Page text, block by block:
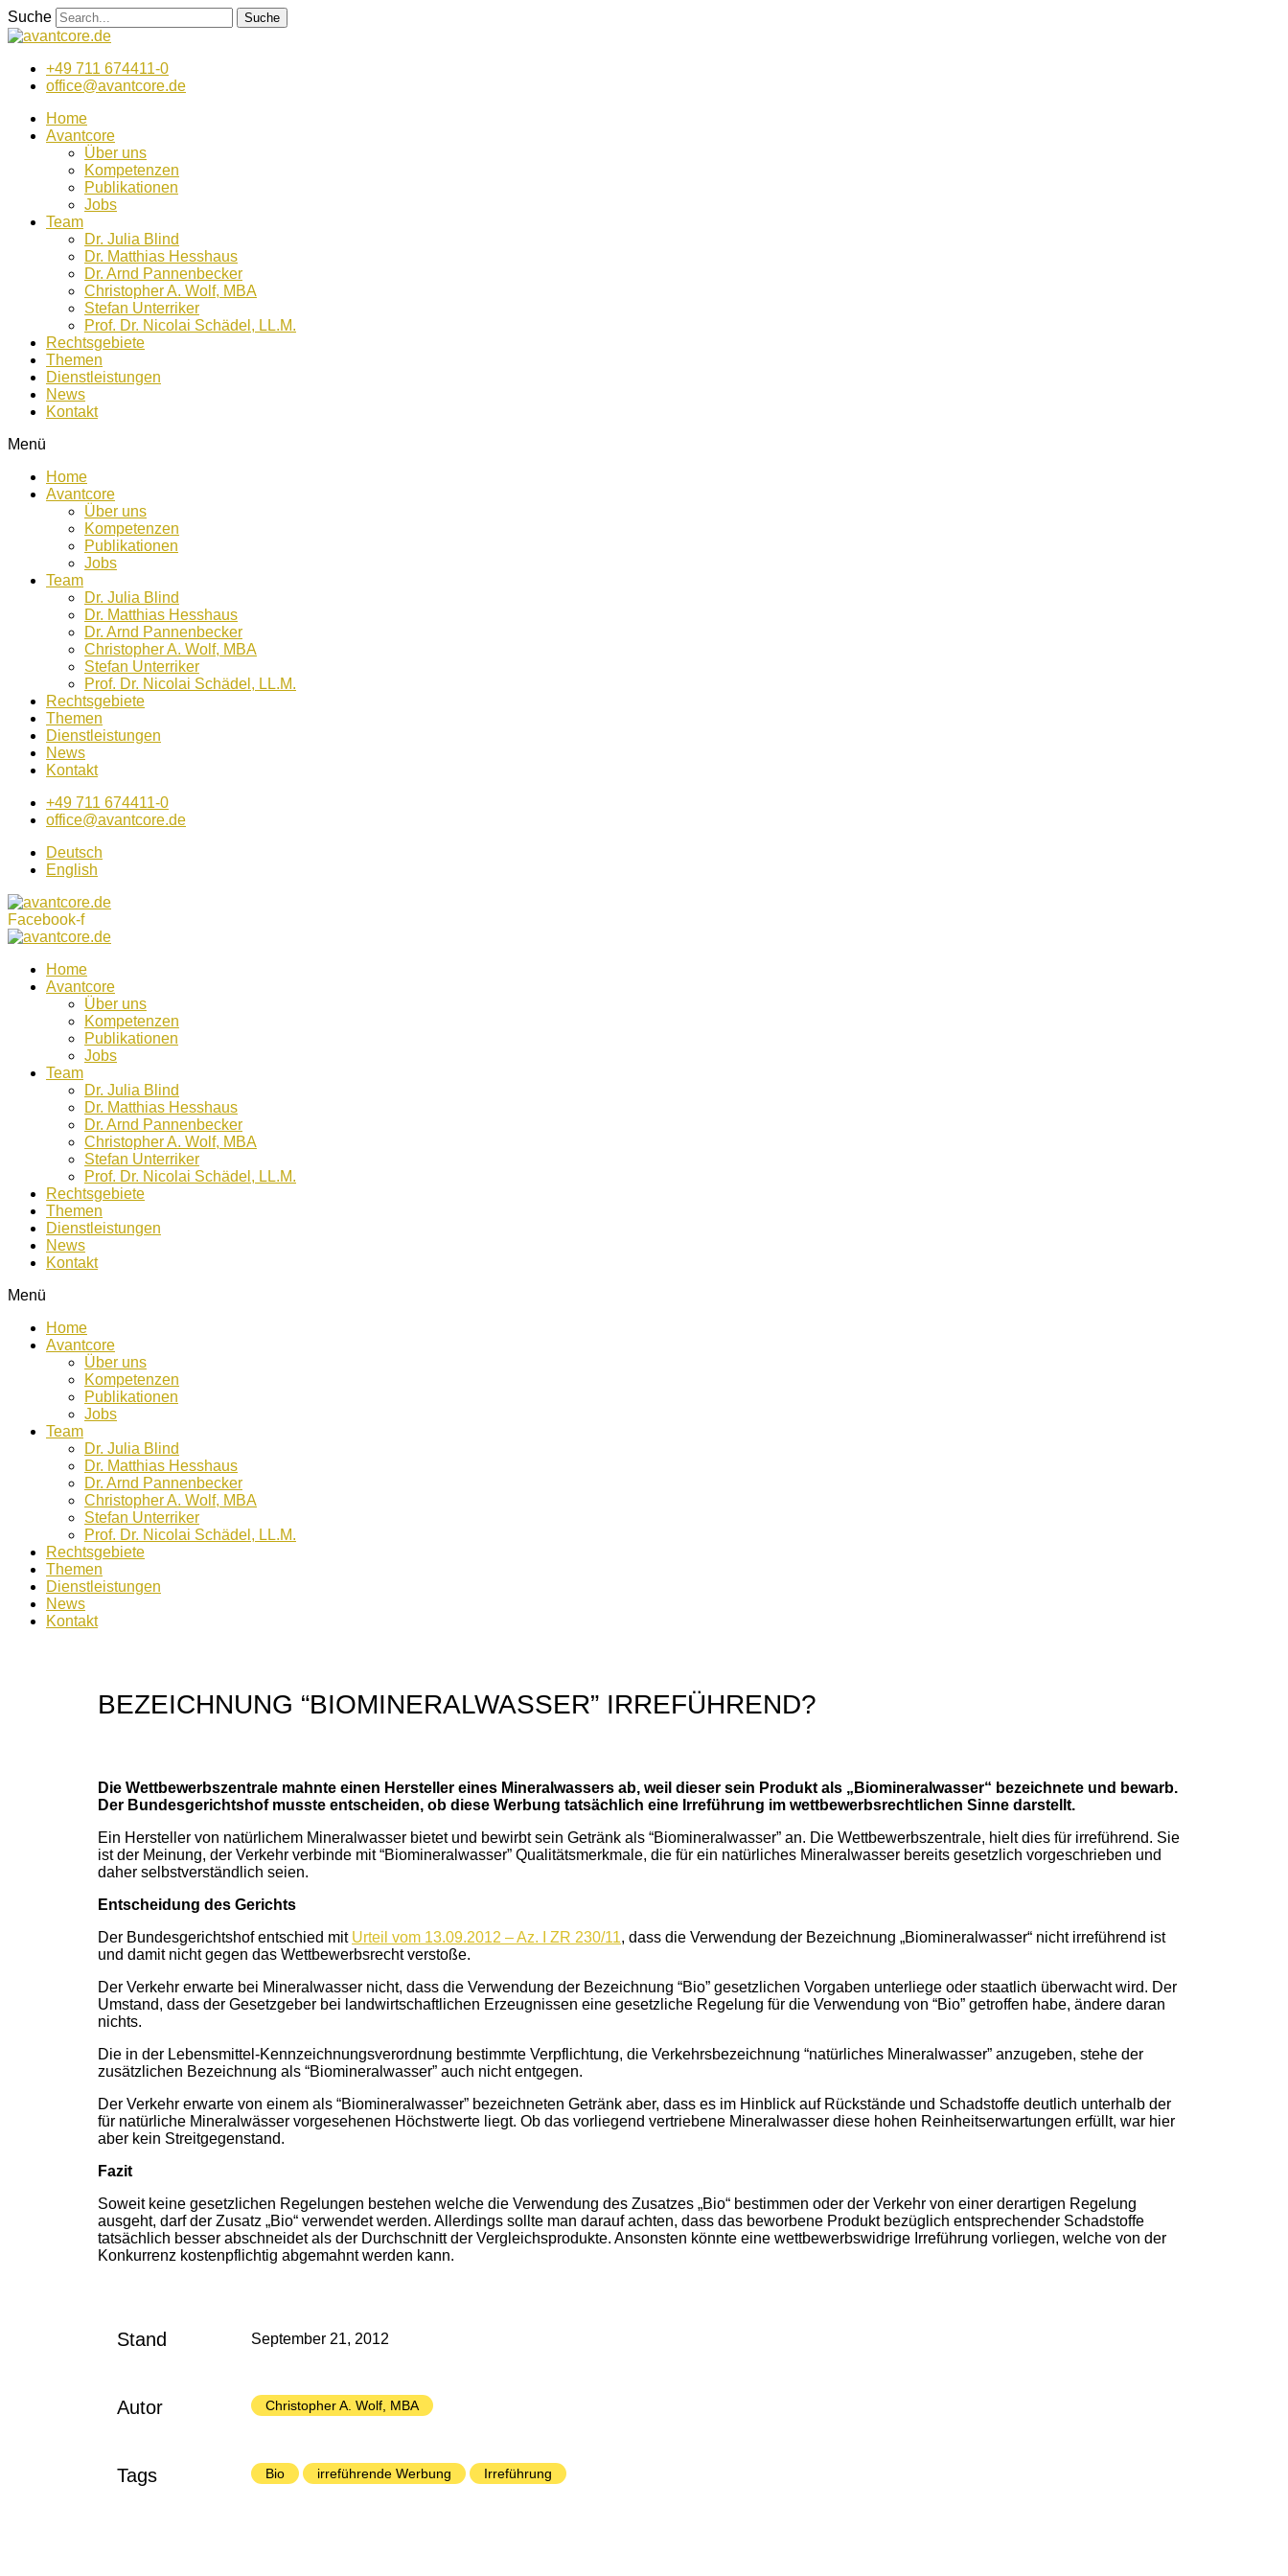
Zum
Inhalt
Suche Suche
+49 711 674411-0
office@avantcore.de
Home
Avantcore
Über uns
Kompetenzen
Publikationen
Jobs
Team
Dr. Julia Blind
Dr. Matthias Hesshaus
Dr. Arnd Pannenbecker
Christopher A. Wolf, MBA
Stefan Unterriker
Prof. Dr. Nicolai Schädel, LL.M.
Rechtsgebiete
Themen
Dienstleistungen
News
Kontakt
Menü
Home
Avantcore
Über uns
Kompetenzen
Publikationen
Jobs
Team
Dr. Julia Blind
Dr. Matthias Hesshaus
Dr. Arnd Pannenbecker
Christopher A. Wolf, MBA
Stefan Unterriker
Prof. Dr. Nicolai Schädel, LL.M.
Rechtsgebiete
Themen
Dienstleistungen
News
Kontakt
+49 711 674411-0
office@avantcore.de
Deutsch
English
Facebook-f
Home
Avantcore
Über uns
Kompetenzen
Publikationen
Jobs
Team
Dr. Julia Blind
Dr. Matthias Hesshaus
Dr. Arnd Pannenbecker
Christopher A. Wolf, MBA
Stefan Unterriker
Prof. Dr. Nicolai Schädel, LL.M.
Rechtsgebiete
Themen
Dienstleistungen
News
Kontakt
Menü
Home
Avantcore
Über uns
Kompetenzen
Publikationen
Jobs
Team
Dr. Julia Blind
Dr. Matthias Hesshaus
Dr. Arnd Pannenbecker
Christopher A. Wolf, MBA
Stefan Unterriker
Prof. Dr. Nicolai Schädel, LL.M.
Rechtsgebiete
Themen
Dienstleistungen
News
Kontakt
BEZEICHNUNG “BIOMINERALWASSER” IRREFÜHREND?
Die Wettbewerbszentrale mahnte einen Hersteller eines Mineralwassers ab, weil dieser sein Produkt als „Biomineralwasser“ bezeichnete und bewarb.
Der Bundesgerichtshof musste entscheiden, ob diese Werbung tatsächlich eine Irreführung im wettbewerbsrechtlichen Sinne darstellt.
Ein Hersteller von natürlichem Mineralwasser bietet und bewirbt sein Getränk als “Biomineralwasser” an. Die Wettbewerbszentrale, hielt dies für irreführend. Sie
ist der Meinung, der Verkehr verbinde mit “Biomineralwasser” Qualitätsmerkmale, die für ein natürliches Mineralwasser bereits gesetzlich vorgeschrieben und
daher selbstverständlich seien.
Entscheidung des Gerichts
Der Bundesgerichtshof entschied mit Urteil vom 13.09.2012 – Az. I ZR 230/11, dass die Verwendung der Bezeichnung „Biomineralwasser“ nicht irreführend ist
und damit nicht gegen das Wettbewerbsrecht verstoße.
Der Verkehr erwarte bei Mineralwasser nicht, dass die Verwendung der Bezeichnung “Bio” gesetzlichen Vorgaben unterliege oder staatlich überwacht wird. Der
Umstand, dass der Gesetzgeber bei landwirtschaftlichen Erzeugnissen eine gesetzliche Regelung für die Verwendung von “Bio” getroffen habe, ändere daran
nichts.
Die in der Lebensmittel-Kennzeichnungsverordnung bestimmte Verpflichtung, die Verkehrsbezeichnung “natürliches Mineralwasser” anzugeben, stehe der
zusätzlichen Bezeichnung als “Biomineralwasser” auch nicht entgegen.
Der Verkehr erwarte von einem als “Biomineralwasser” bezeichneten Getränk aber, dass es im Hinblick auf Rückstände und Schadstoffe deutlich unterhalb der
für natürliche Mineralwässer vorgesehenen Höchstwerte liegt. Ob das vorliegend vertriebene Mineralwasser diese hohen Reinheitserwartungen erfüllt, war hier
aber kein Streitgegenstand.
Fazit
Soweit keine gesetzlichen Regelungen bestehen welche die Verwendung des Zusatzes „Bio“ bestimmen oder der Verkehr von einer derartigen Regelung
ausgeht, darf der Zusatz „Bio“ verwendet werden. Allerdings sollte man darauf achten, dass das beworbene Produkt bezüglich entsprechender Schadstoffe
tatsächlich besser abschneidet als der Durchschnitt der Vergleichsprodukte. Ansonsten könnte eine wettbewerbswidrige Irreführung vorliegen, welche von der
Konkurrenz kostenpflichtig abgemahnt werden kann.
Stand September 21, 2012
Autor Christopher A. Wolf, MBA
Tags Bio irreführende Werbung Irreführung